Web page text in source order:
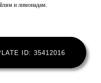
и лимонадам.
ID: 35412016